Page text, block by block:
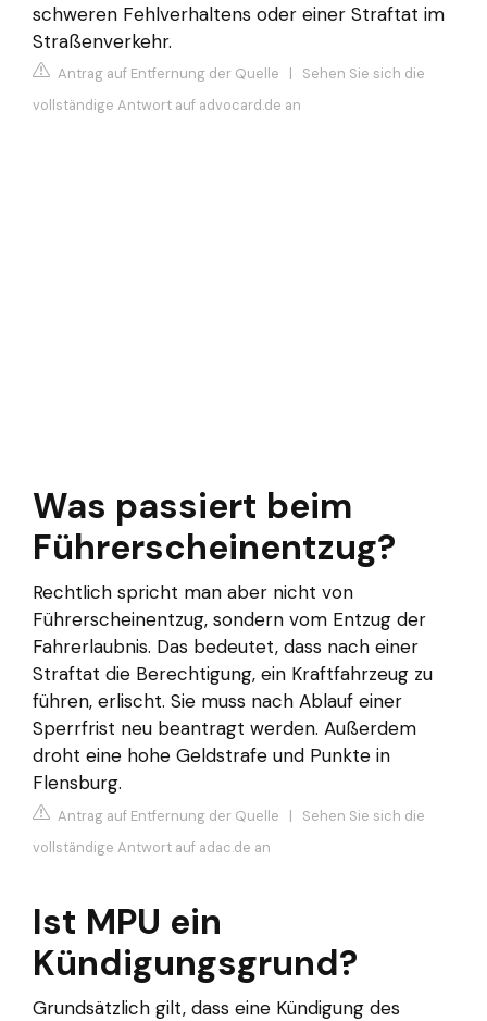
schweren Fehlverhaltens oder einer Straftat im
Straßenverkehr.
Antrag auf Entfernung der Quelle | Sehen Sie sich die
vollständige Antwort auf advocard.de an
Was passiert beim
Führerscheinentzug?
Rechtlich spricht man aber nicht von
Führerscheinentzug, sondern vom Entzug der
Fahrerlaubnis. Das bedeutet, dass nach einer
Straftat die Berechtigung, ein Kraftfahrzeug zu
führen, erlischt. Sie muss nach Ablauf einer
Sperrfrist neu beantragt werden. Außerdem
droht eine hohe Geldstrafe und Punkte in
Flensburg.
Antrag auf Entfernung der Quelle | Sehen Sie sich die
vollständige Antwort auf adac.de an
Ist MPU ein
Kündigungsgrund?
Grundsätzlich gilt, dass eine Kündigung des